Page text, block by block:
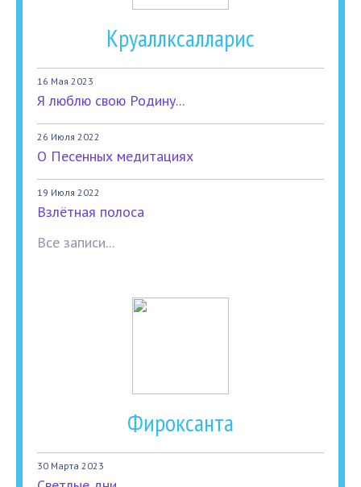
Круаллксалларис
16 Мая 2023
Я люблю свою Родину...
26 Июля 2022
О Песенных медитациях
19 Июля 2022
Взлётная полоса
Все записи...
Фироксанта
30 Марта 2023